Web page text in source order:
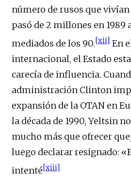
número de rusos que
pasó de 2 millones en 1989
mediados de los 90.[xii] En
internacional, el Estado
carecía de influencia.
administración Clinton
expansión de la OTAN en
la década de 1990, Yeltsin
mucho más que ofrecer
luego declarar resignado:
intenté[xiii]